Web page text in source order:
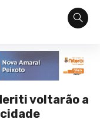
voltarão a